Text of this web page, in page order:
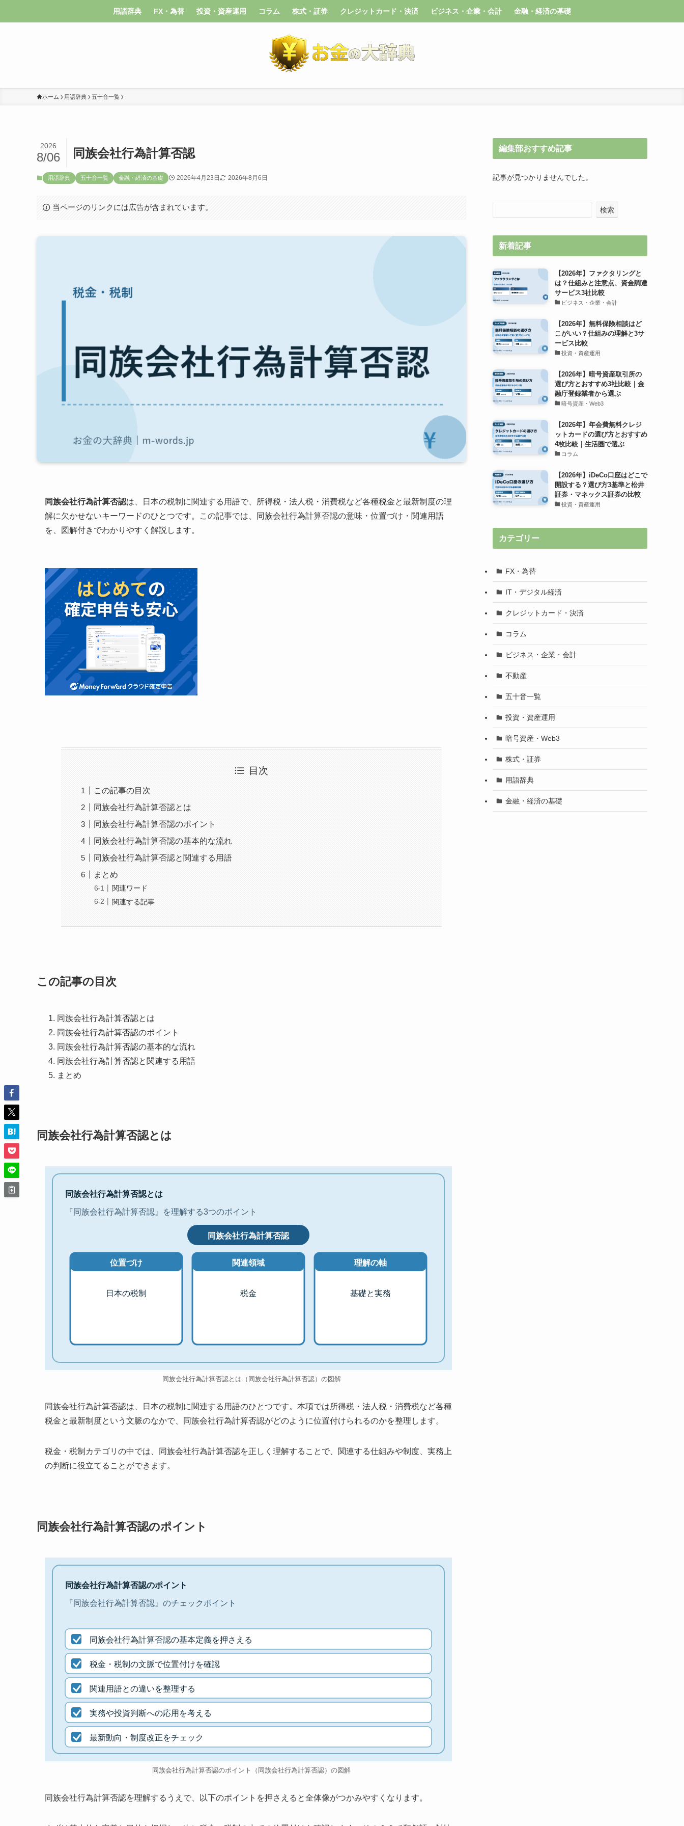
用語辞典 FX・為替 投資・資産運用 コラム 株式・証券 クレジットカード・決済 ビジネス・企業・会計 金融・経済の基礎
ホーム 用語辞典 五十音一覧
同族会社行為計算否認
2026
8/06
用語辞典 五十音一覧 金融・経済の基礎 2026年4月23日 2026年8月6日
当ページのリンクには広告が含まれています。
同族会社行為計算否認は、日本の税制に関連する用語で、所得税・法人税・消費税など各種税金と最新制度の理
解に欠かせないキーワードのひとつです。この記事では、同族会社行為計算否認の意味・位置づけ・関連用語
を、図解付きでわかりやすく解説します。
目次
この記事の目次
同族会社行為計算否認とは
同族会社行為計算否認のポイント
同族会社行為計算否認の基本的な流れ
同族会社行為計算否認と関連する用語
まとめ
関連ワード
関連する記事
この記事の目次
同族会社行為計算否認とは
同族会社行為計算否認のポイント
同族会社行為計算否認の基本的な流れ
同族会社行為計算否認と関連する用語
まとめ
同族会社行為計算否認とは
同族会社行為計算否認とは
『同族会社行為計算否認』を理解する3つのポイント
同族会社行為計算否認
位置づけ
日本の税制
関連領域
税金
理解の軸
基礎と実務
同族会社行為計算否認とは（同族会社行為計算否認）の図解
同族会社行為計算否認は、日本の税制に関連する用語のひとつです。本項では所得税・法人税・消費税など各種
税金と最新制度という文脈のなかで、同族会社行為計算否認がどのように位置付けられるのかを整理します。
税金・税制カテゴリの中では、同族会社行為計算否認を正しく理解することで、関連する仕組みや制度、実務上
の判断に役立てることができます。
同族会社行為計算否認のポイント
同族会社行為計算否認のポイント
『同族会社行為計算否認』のチェックポイント
同族会社行為計算否認の基本定義を押さえる
税金・税制の文脈で位置付けを確認
関連用語との違いを整理する
実務や投資判断への応用を考える
最新動向・制度改正をチェック
同族会社行為計算否認のポイント（同族会社行為計算否認）の図解
同族会社行為計算否認を理解するうえで、以下のポイントを押さえると全体像がつかみやすくなります。
編集部おすすめ記事
記事が見つかりませんでした。
検索
新着記事
【2026年】ファクタリングと
は？仕組みと注意点、資金調達
サービス3社比較
ビジネス・企業・会計
【2026年】無料保険相談はど
こがいい？仕組みの理解と3サ
ービス比較
投資・資産運用
【2026年】暗号資産取引所の
選び方とおすすめ3社比較｜金
融庁登録業者から選ぶ
暗号資産・Web3
【2026年】年会費無料クレジ
ットカードの選び方とおすすめ
4枚比較｜生活圏で選ぶ
コラム
【2026年】iDeCo口座はどこで
開設する？選び方3基準と松井
証券・マネックス証券の比較
投資・資産運用
カテゴリー
FX・為替
IT・デジタル経済
クレジットカード・決済
コラム
ビジネス・企業・会計
不動産
五十音一覧
投資・資産運用
暗号資産・Web3
株式・証券
用語辞典
金融・経済の基礎